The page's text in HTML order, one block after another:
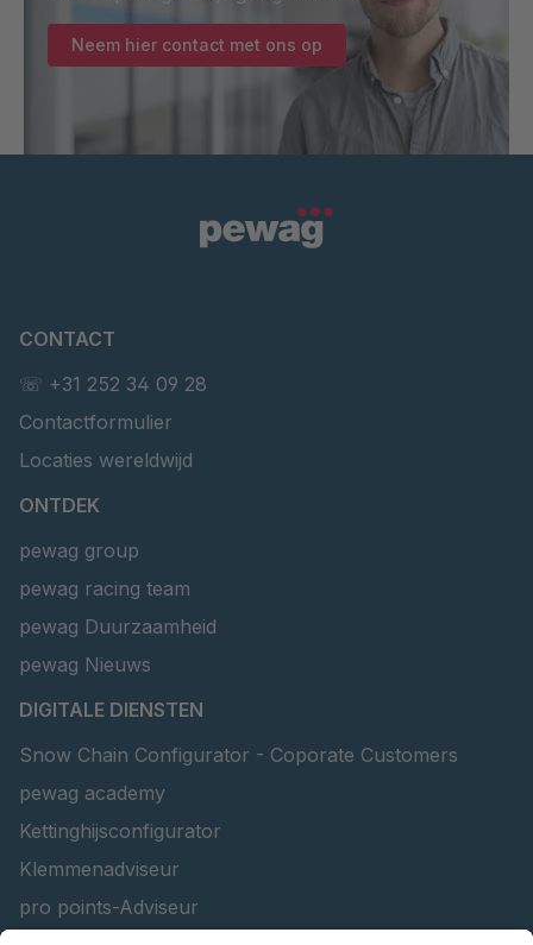
Neem hier contact met ons op
CONTACT
☏ +31 252 34 09 28
Contactformulier
Locaties wereldwijd
ONTDEK
pewag group
pewag racing team
pewag Duurzaamheid
pewag Nieuws
DIGITALE DIENSTEN
Snow Chain Configurator - Coporate Customers
pewag academy
Kettinghijsconfigurator
Klemmenadviseur
pro points-Adviseur